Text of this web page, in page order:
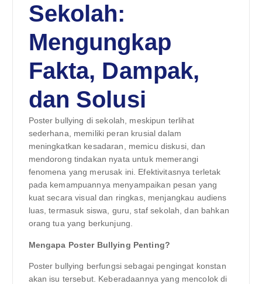
Sekolah:
Mengungkap
Fakta, Dampak,
dan Solusi
Poster bullying di sekolah, meskipun terlihat
sederhana, memiliki peran krusial dalam
meningkatkan kesadaran, memicu diskusi, dan
mendorong tindakan nyata untuk memerangi
fenomena yang merusak ini. Efektivitasnya terletak
pada kemampuannya menyampaikan pesan yang
kuat secara visual dan ringkas, menjangkau audiens
luas, termasuk siswa, guru, staf sekolah, dan bahkan
orang tua yang berkunjung.
Mengapa Poster Bullying Penting?
Poster bullying berfungsi sebagai pengingat konstan
akan isu tersebut. Keberadaannya yang mencolok di